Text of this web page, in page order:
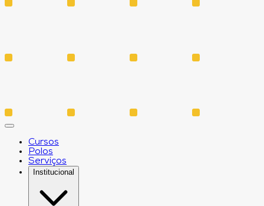
Cursos
Polos
Serviços
Institucional